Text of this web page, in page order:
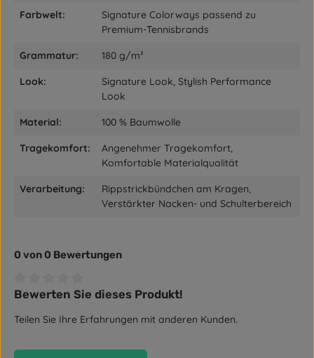
Farbwelt:
Signature Colorways passend zu
Premium-Tennisbrands
Grammatur: 180 g/m²
Look:
Signature Look, Stylish Performance
Look
Material: 100 % Baumwolle
Tragekomfort:
Angenehmer Tragekomfort,
Komfortable Materialqualität
Verarbeitung:
Rippstrickbündchen am Kragen,
Verstärkter Nacken- und Schulterbereich
0 von 0 Bewertungen
Durchschnittliche Bewertung von 0 von 5 Sternen
Bewerten Sie dieses Produkt!
Teilen Sie Ihre Erfahrungen mit anderen Kunden.